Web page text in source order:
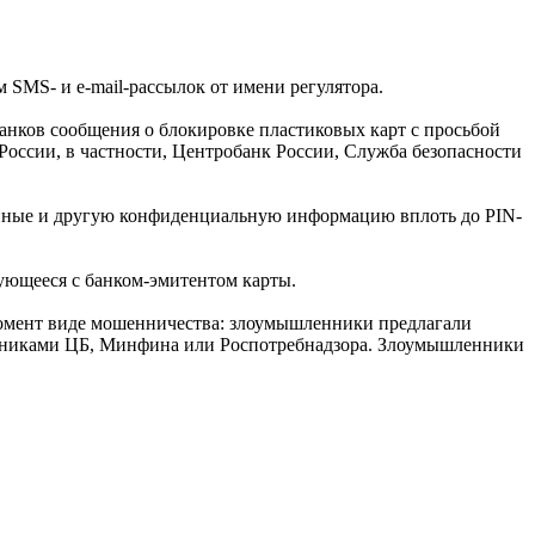
и e-mail-рассылок от имени регулятора.
сообщения о блокировке пластиковых карт с просьбой
в частности, Центробанк России, Служба безопасности
и другую конфиденциальную информацию вплоть до PIN-
с банком-эмитентом карты.
виде мошенничества: злоумышленники предлагали
ЦБ, Минфина или Роспотребнадзора. Злоумышленники